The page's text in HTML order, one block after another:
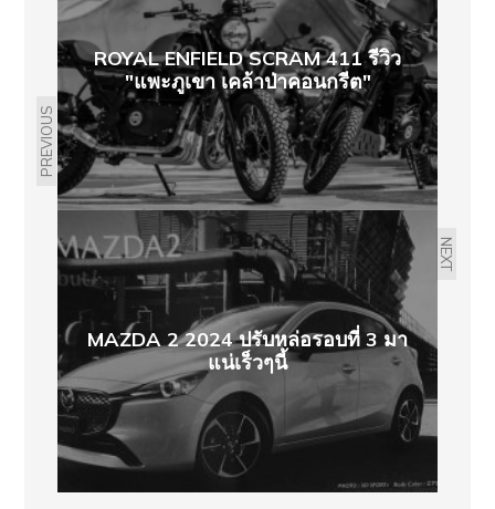
PREVIOUS
ROYAL ENFIELD SCRAM 411 รีวิว
"แพะภูเขา เคล้าป่าคอนกรีต"
NEXT
MAZDA 2 2024 ปรับหล่อรอบที่ 3 มา
แน่เร็วๆนี้